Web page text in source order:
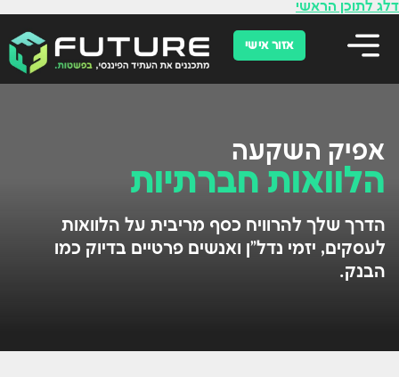
לתוכן
דלג לתוכן הראשי
אזור אישי
אפיק השקעה
הלוואות חברתיות
הדרך שלך להרוויח כסף מריבית על הלוואות
לעסקים, יזמי נדל"ן ואנשים פרטיים בדיוק כמו
הבנק.